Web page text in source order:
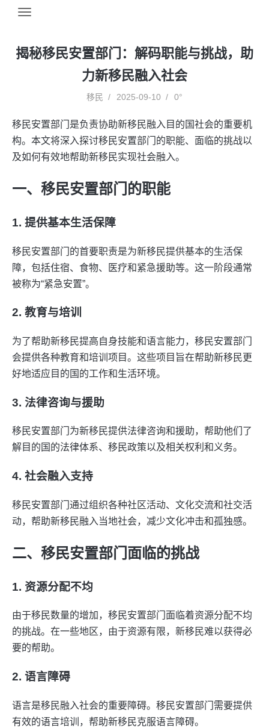
揭秘移民安置部门：解码职能与挑战，助
力新移民融入社会
移民 2025-09-10 0°
移民安置部门是负责协助新移民融入目的国社会的重要机
构。本文将深入探讨移民安置部门的职能、面临的挑战以
及如何有效地帮助新移民实现社会融入。
一、移民安置部门的职能
1. 提供基本生活保障
移民安置部门的首要职责是为新移民提供基本的生活保
障，包括住宿、食物、医疗和紧急援助等。这一阶段通常
被称为“紧急安置”。
2. 教育与培训
为了帮助新移民提高自身技能和语言能力，移民安置部门
会提供各种教育和培训项目。这些项目旨在帮助新移民更
好地适应目的国的工作和生活环境。
3. 法律咨询与援助
移民安置部门为新移民提供法律咨询和援助，帮助他们了
解目的国的法律体系、移民政策以及相关权利和义务。
4. 社会融入支持
移民安置部门通过组织各种社区活动、文化交流和社交活
动，帮助新移民融入当地社会，减少文化冲击和孤独感。
二、移民安置部门面临的挑战
1. 资源分配不均
由于移民数量的增加，移民安置部门面临着资源分配不均
的挑战。在一些地区，由于资源有限，新移民难以获得必
要的帮助。
2. 语言障碍
语言是移民融入社会的重要障碍。移民安置部门需要提供
有效的语言培训，帮助新移民克服语言障碍。